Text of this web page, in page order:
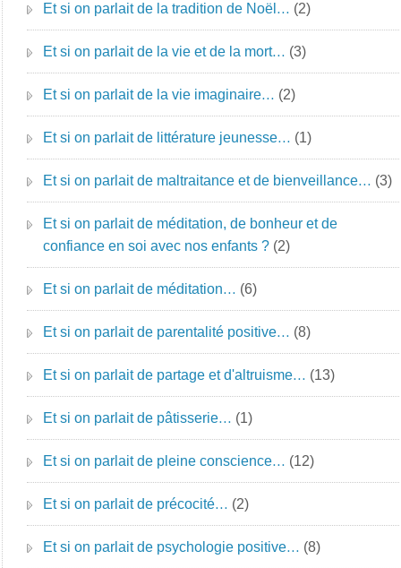
Et si on parlait de la tradition de Noël… (2)
Et si on parlait de la vie et de la mort… (3)
Et si on parlait de la vie imaginaire… (2)
Et si on parlait de littérature jeunesse… (1)
Et si on parlait de maltraitance et de bienveillance… (3)
Et si on parlait de méditation, de bonheur et de
confiance en soi avec nos enfants ? (2)
Et si on parlait de méditation… (6)
Et si on parlait de parentalité positive… (8)
Et si on parlait de partage et d'altruisme… (13)
Et si on parlait de pâtisserie… (1)
Et si on parlait de pleine conscience… (12)
Et si on parlait de précocité… (2)
Et si on parlait de psychologie positive… (8)